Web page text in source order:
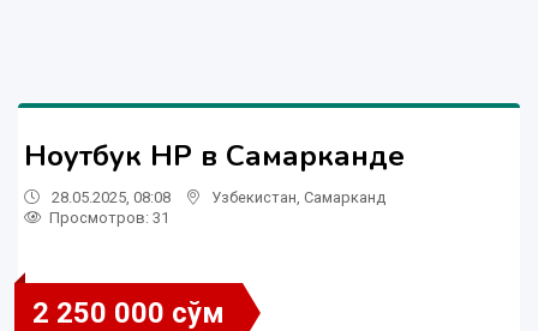
Ноутбук HP в Самарканде
28.05.2025, 08:08 Узбекистан Самарканд
Просмотров: 31
2 250 000 сўм